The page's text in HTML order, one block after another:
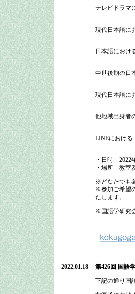
テレビドラマ
現代日本語に
日本語におけ
中世後期の日
現代日本語に
他地域出身者
LINEにおける
・日時 2022
・場所 教室
※どなたでも
※参加ご希望
たします。
※国語学研究
2022.01.18 第426回 国語
下記の通り 国